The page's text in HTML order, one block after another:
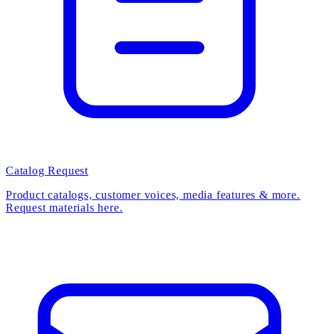
Catalog Request
Product catalogs, customer voices, media features & more.
Request materials here.